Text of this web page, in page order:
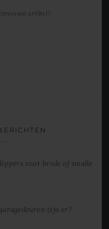
artikel?
voor brede of smalle
zijn er?